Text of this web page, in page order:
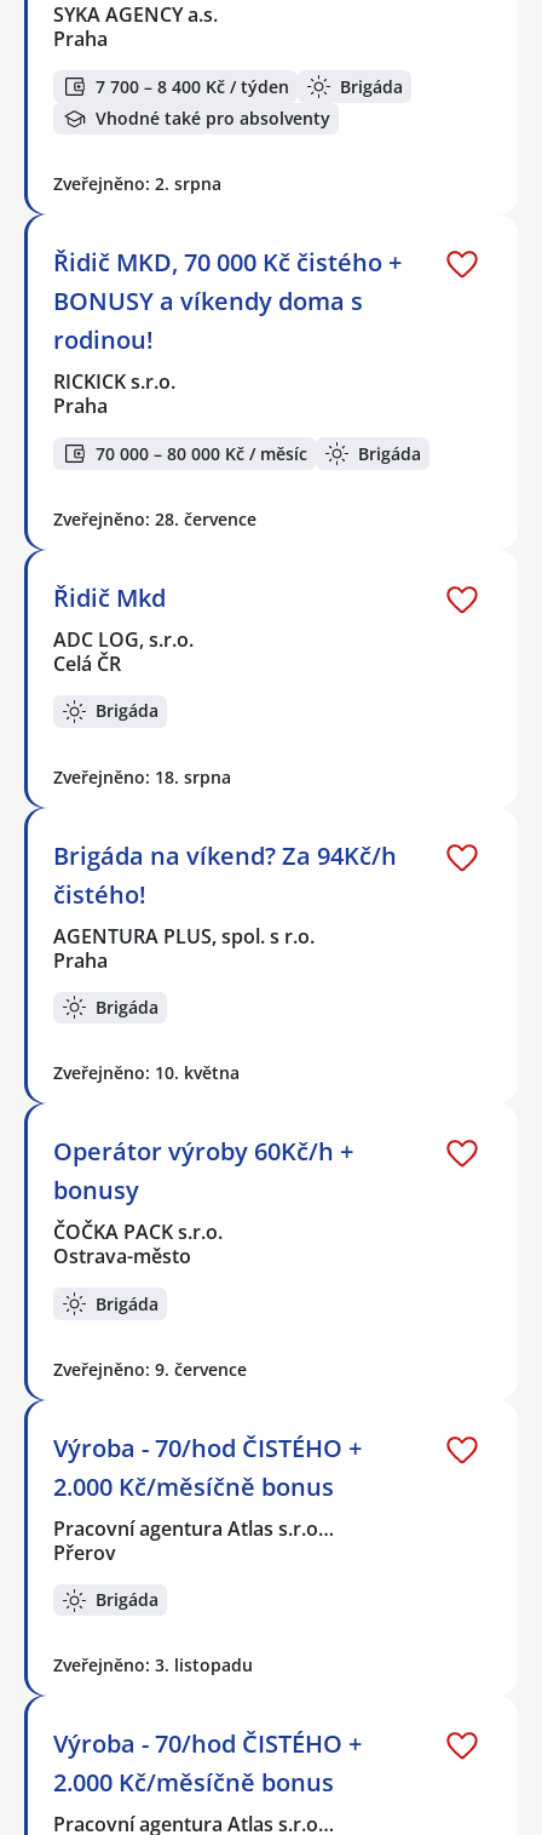
SYKA AGENCY a.s.
Praha
7 700 – 8 400 Kč / týden
Brigáda
Vhodné také pro absolventy
Zveřejněno: 2. srpna
Řidič MKD, 70 000 Kč čistého +
BONUSY a víkendy doma s
rodinou!
RICKICK s.r.o.
Praha
70 000 – 80 000 Kč / měsíc Brigáda
Zveřejněno: 28. července
Řidič Mkd
ADC LOG, s.r.o.
Celá ČR
Brigáda
Zveřejněno: 18. srpna
Brigáda na víkend? Za 94Kč/h
čistého!
AGENTURA PLUS, spol. s r.o.
Praha
Brigáda
Zveřejněno: 10. května
Operátor výroby 60Kč/h +
bonusy
ČOČKA PACK s.r.o.
Ostrava-město
Brigáda
Zveřejněno: 9. července
Výroba - 70/hod ČISTÉHO +
2.000 Kč/měsíčně bonus
Pracovní agentura Atlas s.r.o…
Přerov
Brigáda
Zveřejněno: 3. listopadu
Výroba - 70/hod ČISTÉHO +
2.000 Kč/měsíčně bonus
Pracovní agentura Atlas s.r.o…